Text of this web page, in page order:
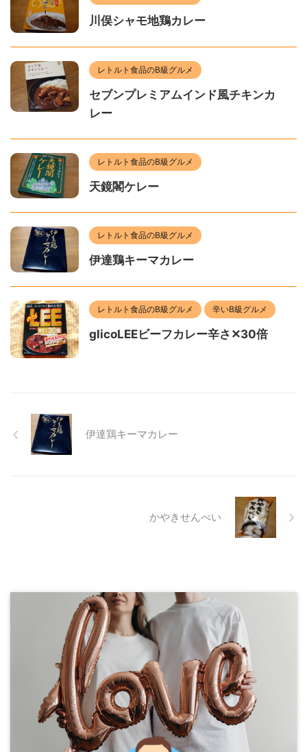
川俣シャモ地鶏カレー
レトルト食品のB級グルメ
セブンプレミアムインド風チキンカ
レー
レトルト食品のB級グルメ
天鏡閣ケレー
レトルト食品のB級グルメ
伊達鶏キーマカレー
レトルト食品のB級グルメ 辛いB級グルメ
glicoLEEビーフカレー辛さ✕30倍
伊達鶏キーマカレー
かやきせんべい